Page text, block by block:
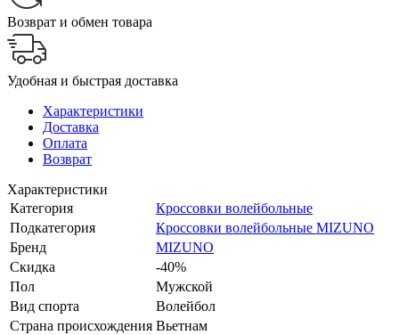
Возврат и обмен товара
Удобная и быстрая доставка
Характеристики
Доставка
Оплата
Возврат
Характеристики
Категория
Кроссовки волейбольные
Подкатегория
Кроссовки волейбольные MIZUNO
Бренд
MIZUNO
Скидка
-40%
Пол
Мужской
Вид спорта
Волейбол
Страна происхождения Вьетнам